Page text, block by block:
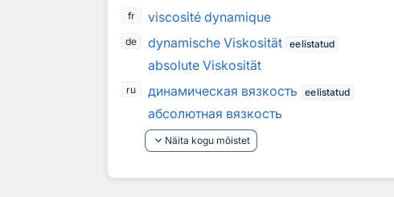
fr viscosité dynamique
de dynamische Viskosität eelistatud
absolute Viskosität
ru динамическая вязкость eelistatud
абсолютная вязкость
keyboard_arrow_down Näita kogu mõistet